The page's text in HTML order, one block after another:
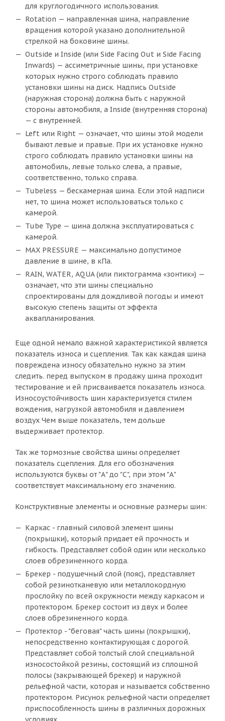
для круглогодичного использования.
Rotation — направленная шина, направление
вращения которой указано дополнительной
стрелкой на боковине шины.
Outside и Inside (или Side Facing Out и Side Facing
Inwards) — ассиметричные шины, при установке
которых нужно строго соблюдать правило
установки шины на диск. Надпись Outside
(наружная сторона) должна быть с наружной
стороны автомобиля, а Inside (внутренняя сторона)
— с внутренней.
Left или Right — означает, что шины этой модели
бывают левые и правые. При их установке нужно
строго соблюдать правило установки шины на
автомобиль, левые только слева, а правые,
соответственно, только справа.
Tubeless — бескамерная шина. Если этой надписи
нет, то шина может использоваться только с
камерой.
Tube Type — шина должна эксплуатироваться с
камерой.
MAX PRESSURE — максимально допустимое
давление в шине, в кПа.
RAIN, WATER, AQUA (или пиктограмма «зонтик») —
означает, что эти шины специально
спроектированы для дождливой погоды и имеют
высокую степень защиты от эффекта
аквапланирования.
Еще одной немало важной характеристикой является
показатель износа и сцепления. Так как каждая шина
повреждена износу обязательно нужно за этим
следить. перед выпуском в продажу шина проходит
тестирование и ей присваивается показатель износа.
Износоустойчивость шин характеризуется стилем
вождения, нагрузкой автомобиля и давлением
воздух Чем выше показатель, тем дольше
выдерживает протектор.
Так же тормозные свойства шины определяет
показатель сцепления. Для его обозначения
используются буквы от "А" до "С", при этом "А"
соответствует максимальному его значению.
Конструктивные элементы и основные размеры шин:
Каркас - главный силовой элемент шины
(покрышки), который придает ей прочность и
гибкость. Представляет собой один или несколько
слоев обрезиненного корда.
Брекер - подушечный слой (пояс), представляет
собой резинотканевую или металлокордную
прослойку по всей окружности между каркасом и
протектором. Брекер состоит из двух и более
слоев обрезиненного корда.
Протектор - "беговая" часть шины (покрышки),
непосредственно контактирующая с дорогой.
Представляет собой толстый слой специальной
износостойкой резины, состоящий из сплошной
полосы (закрывающей брекер) и наружной
рельефной части, которая и называется собственно
протектором. Рисунок рельефной части определяет
приспособленность шины в различных дорожных